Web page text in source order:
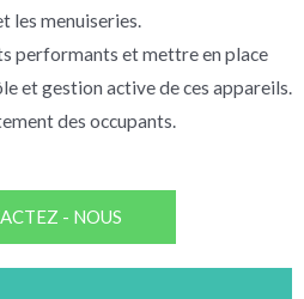
les menuiseries.
performants et mettre en place
et gestion active de ces appareils.
des occupants.
- NOUS